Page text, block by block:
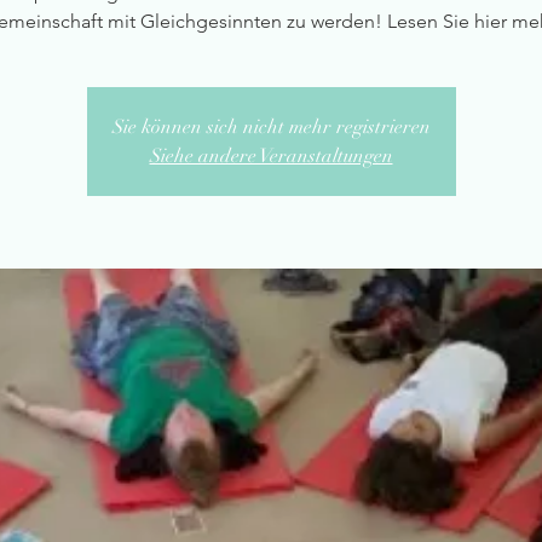
mit Gleichgesinnten zu werden! Lesen Sie hier
Sie können sich nicht mehr registrieren
Siehe andere Veranstaltungen